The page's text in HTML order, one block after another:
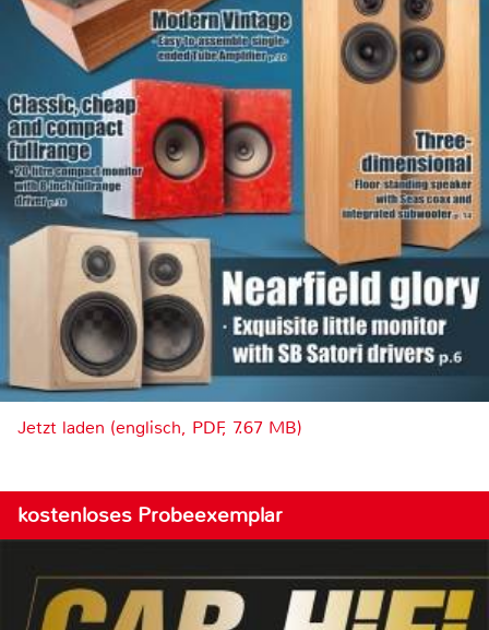
Jetzt laden (englisch, PDF, 7.67 MB)
kostenloses Probeexemplar